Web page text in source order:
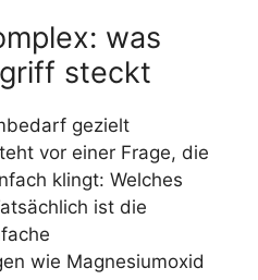
was
steckt
gezielt
vor einer Frage, die
klingt: Welches
ist die
wie Magnesiumoxid